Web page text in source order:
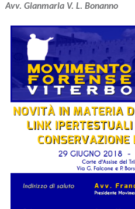
Avv. Gianmaria V. L. Bonanno